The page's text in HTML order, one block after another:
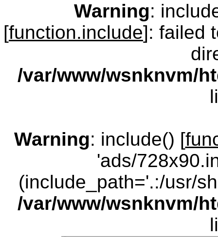
Warning:
[function.include]: failed
/var/www/wsnknvm/
Warning: include() [
'ads/
(include_path='.:/usr/
/var/www/wsnknvm/